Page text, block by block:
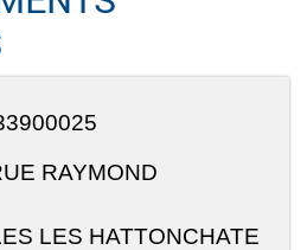
RAYMOND
LES HATTONCHATE